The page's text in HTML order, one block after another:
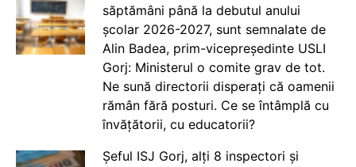
săptămâni până la debutul anului
școlar 2026-2027, sunt semnalate de
Alin Badea, prim-vicepreședinte USLI
Gorj: Ministerul o comite grav de tot.
Ne sună directorii disperați că oamenii
rămân fără posturi. Ce se întâmplă cu
învățătorii, cu educatorii?
Șeful ISJ Gorj, alți 8 inspectori și